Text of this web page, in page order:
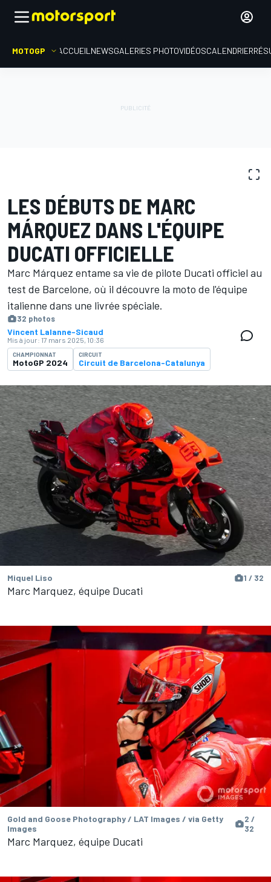
MOTOGP ACCUEIL NEWSGALERIES PHOTOVIDÉOSCALENDRIER
LES DÉBUTS DE MARC
MÁRQUEZ DANS L'ÉQUIPE
DUCATI OFFICIELLE
Marc Márquez entame sa vie de pilote Ducati officiel au
test de Barcelone, où il découvre la moto de l'équipe
italienne dans une livrée spéciale.
32 photos
Vincent Lalanne-Sicaud
Mis à jour: 17 mars 2025, 10:36
CHAMPIONNAT
MotoGP 2024
CIRCUIT
Circuit de Barcelona-Catalunya
Miquel Liso 1 / 32
Marc Marquez, équipe Ducati
Gold and Goose Photography / LAT Images / via Getty
Images
2 /
32
Marc Marquez, équipe Ducati